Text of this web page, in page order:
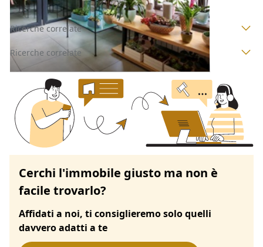
Ricerche correlate
Ricerche correlate
Cerchi l'immobile giusto ma non è
facile trovarlo?
Affidati a noi, ti consiglieremo solo quelli
davvero adatti a te